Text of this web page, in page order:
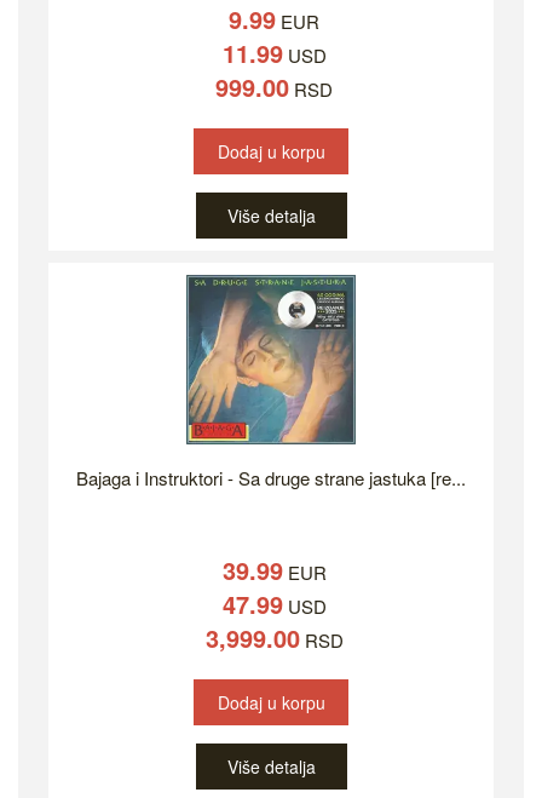
9.99 EUR
11.99USD
999.00 RSD
Dodaj u korpu
Više detalja
Bajaga i Instruktori - Sa druge strane jastuka [re...
39.99EUR
47.99USD
3,999.00RSD
Dodaj u korpu
Više detalja